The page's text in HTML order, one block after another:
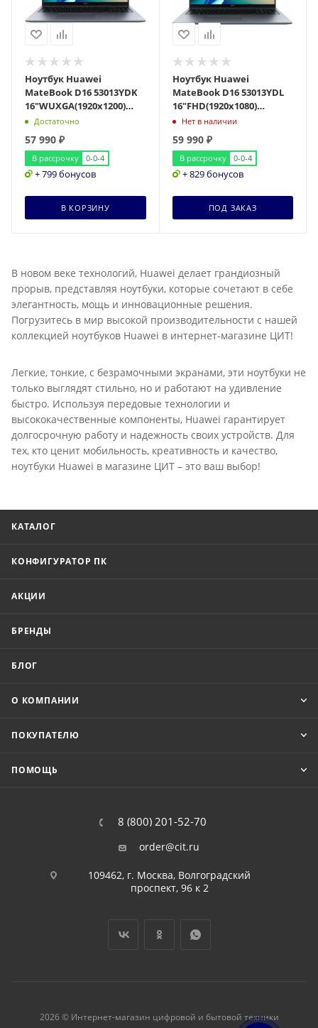
Ноутбук Huawei
MateBook D16 53013YDK
16"WUXGA(1920x1200)
IPS/Core i5-12450H
8c/16Gb/512Gb SSD/Intel
Достаточно
57 990 ₽
В рассрочку 0-0-4
+ 799 бонусов
В КОРЗИНУ
Ноутбук Huawei
MateBook D16 53013YDL
16"FHD(1920x1080)
IPS/Core i5-13420H
8c/16Gb/512Gb SSD/Intel
UH
Нет в наличии
59 990₽
В рассрочку 0-0-4
+ 829 бонусов
ПОД ЗАКАЗ
В новом веке технологий, Huawei делает грандиозный
прорыв, представляя ноутбуки, которые сочетают в себе
элегантность, мощь и инновационные решения.
Погрузитесь в мир высокой производительности с нашей
коллекцией ноутбуков Huawei в интернет-магазине ЦИТ!
Легкие, тонкие, с безрамочными экранами, эти ноутбуки не
только выглядят стильно, но и работают на удивление
быстро. Используя передовые технологии и
высококачественные компоненты, Huawei гарантирует
долгосрочную работу и надежность своих устройств. Для
тех, кто ценит мобильность, креативность и качество,
ноутбуки Huawei в магазине ЦИТ – это ваш выбор!
КАТАЛОГ
КОНФИГУРАТОР ПК
АКЦИИ
БРЕНДЫ
БЛОГ
О КОМПАНИИ
ПОКУПАТЕЛЮ
ПОМОЩЬ
8 (800) 201-52-70
order@cit.ru
109462, г. Москва, Волгоградский
проспект, 96 к 2
2026 © Интернет-магазин цифровой и бытовой техники